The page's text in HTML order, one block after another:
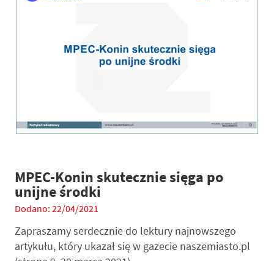
MPEC-Konin skutecznie sięga po
unijne środki
Dodano: 22/04/2021
Zapraszamy serdecznie do lektury najnowszego
artykułu, który ukazał się w gazecie naszemiasto.pl